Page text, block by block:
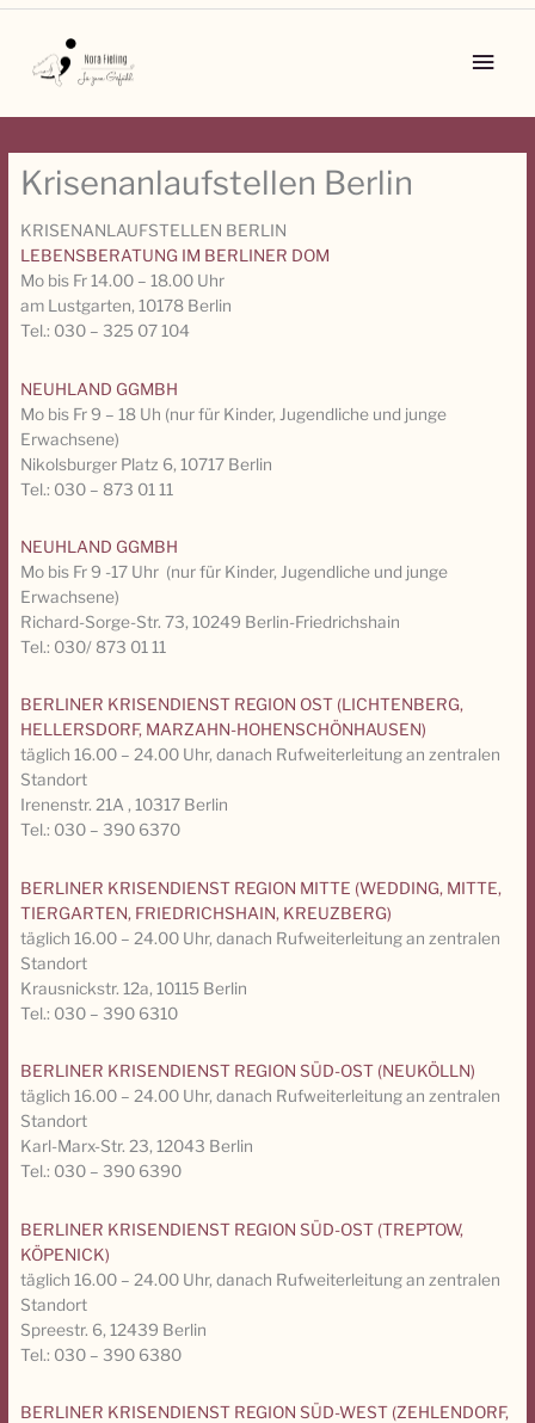
Zum
springen
Main
Krisenanlaufstellen Berlin
KRISENANLAUFSTELLEN BERLIN
LEBENSBERATUNG IM BERLINER DOM
Mo bis Fr 14.00 – 18.00 Uhr
am Lustgarten, 10178 Berlin
Tel.: 030 – 325 07 104
NEUHLAND GGMBH
Mo bis Fr 9 – 18 Uh (nur für Kinder, Jugendliche und junge
Erwachsene)
Nikolsburger Platz 6, 10717 Berlin
Tel.: 030 – 873 01 11
NEUHLAND GGMBH
Mo bis Fr 9 -17 Uhr (nur für Kinder, Jugendliche und junge
Erwachsene)
Richard-Sorge-Str. 73, 10249 Berlin-Friedrichshain
Tel.: 030/ 873 01 11
BERLINER KRISENDIENST REGION OST (LICHTENBERG,
HELLERSDORF, MARZAHN-HOHENSCHÖNHAUSEN)
täglich 16.00 – 24.00 Uhr, danach Rufweiterleitung an zentralen
Standort
Irenenstr. 21A , 10317 Berlin
Tel.: 030 – 390 6370
BERLINER KRISENDIENST REGION MITTE (WEDDING, MITTE,
TIERGARTEN, FRIEDRICHSHAIN, KREUZBERG)
täglich 16.00 – 24.00 Uhr, danach Rufweiterleitung an zentralen
Standort
Krausnickstr. 12a, 10115 Berlin
Tel.: 030 – 390 6310
BERLINER KRISENDIENST REGION SÜD-OST (NEUKÖLLN)
täglich 16.00 – 24.00 Uhr, danach Rufweiterleitung an zentralen
Standort
Karl-Marx-Str. 23, 12043 Berlin
Tel.: 030 – 390 6390
BERLINER KRISENDIENST REGION SÜD-OST (TREPTOW,
KÖPENICK)
täglich 16.00 – 24.00 Uhr, danach Rufweiterleitung an zentralen
Standort
Spreestr. 6, 12439 Berlin
Tel.: 030 – 390 6380
BERLINER KRISENDIENST REGION SÜD-WEST (ZEHLENDORF,